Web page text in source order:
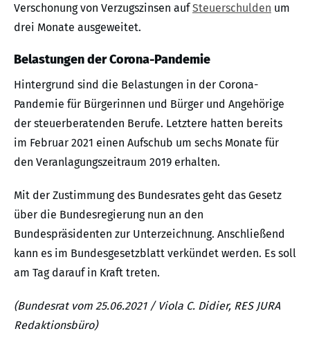
Verschonung von Verzugszinsen aufSteuerschulden um
drei Monate ausgeweitet.
Belastungen der Corona-Pandemie
Hintergrund sind die Belastungen in der Corona-
Pandemie für Bürgerinnen und Bürger und Angehörige
der steuerberatenden Berufe. Letztere hatten bereits
im Februar 2021 einen Aufschub um sechs Monate für
den Veranlagungszeitraum 2019 erhalten.
Mit der Zustimmung des Bundesrates geht das Gesetz
über die Bundesregierung nun an den
Bundespräsidenten zur Unterzeichnung. Anschließend
kann es im Bundesgesetzblatt verkündet werden. Es soll
am Tag darauf in Kraft treten.
(Bundesrat vom 25.06.2021 / Viola C. Didier, RES JURA
Redaktionsbüro)